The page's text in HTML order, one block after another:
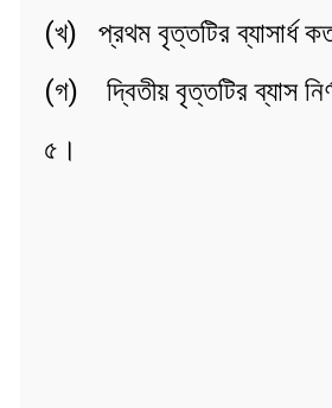
(খ) প্রথম বৃত্তটির ব্যাসার্ধ
(গ) দ্বিতীয় বৃত্তটির ব্যাস
৫।